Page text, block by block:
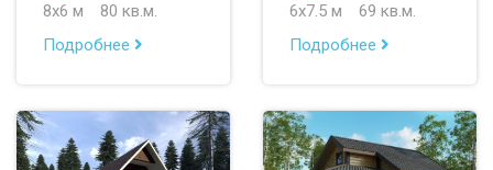
8х6 м
80 кв.м.
Подробнее
6х7.5 м
69 кв.м.
Подробнее